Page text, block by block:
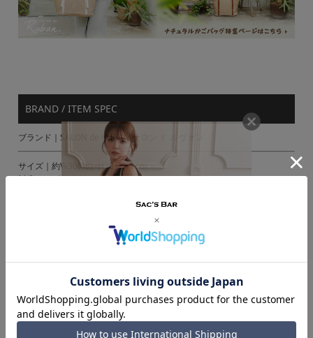
BRAND / ITEM SPEC
ブランド｜SALON de RUBAN サロン ド ルヴァン
サイズ｜約W30(48)×H30×D11cm
対応サイズ：A4
ホワイト
素材｜ポリプロピレン×綿×合成皮革